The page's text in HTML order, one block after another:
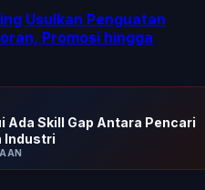
Usulkan Penguatan
Promosi hingga
Ada Skill Gap Antara Pencari
Industri